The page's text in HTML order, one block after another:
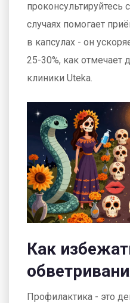
случаях помогает
в капсулах - он
25-30%, как отмечает
клиники Uteka.
Как
Профилактика - это